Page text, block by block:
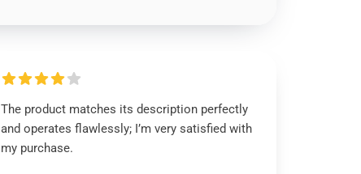
The product matches its description perfectly
and operates flawlessly; I’m very satisfied with
my purchase.